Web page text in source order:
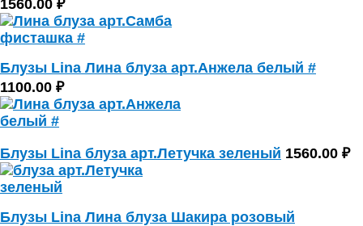
1560.00 ₽
Блузы Lina Лина блуза арт.Анжела белый #
1100.00 ₽
Блузы Lina блуза арт.Летучка зеленый 1560.00 ₽
Блузы Lina Лина блуза Шакира розовый